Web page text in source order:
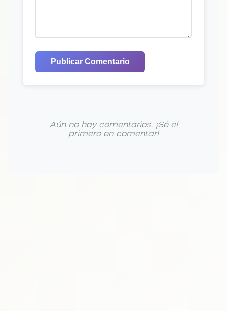
Publicar Comentario
Aún no hay comentarios. ¡Sé el
primero en comentar!